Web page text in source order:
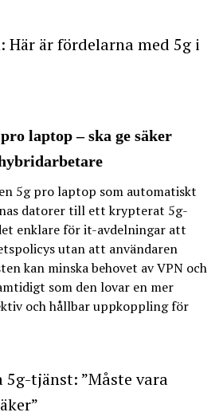
Här är fördelarna med 5g i
laptop – ska ge säker
5g pro laptop som automatiskt
datorer till ett krypterat 5g-
enklare för it-avdelningar att
utan att användaren
kan minska behovet av VPN och
som den lovar en mer
och hållbar uppkoppling för
5g-tjänst: ”Måste vara